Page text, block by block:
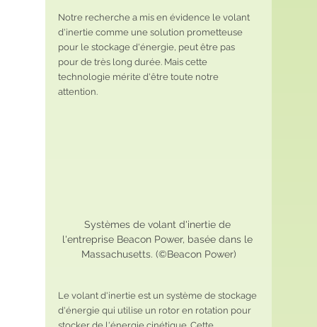
Notre recherche a mis en évidence le volant
d'inertie comme une solution prometteuse
pour le stockage d'énergie, peut être pas
pour de très long durée. Mais cette
technologie mérite d'être toute notre
attention.
Systèmes de volant d'inertie de
l'entreprise Beacon Power, basée dans le
Massachusetts. (©Beacon Power)
Le volant d'inertie est un système de stockage
d'énergie qui utilise un rotor en rotation pour